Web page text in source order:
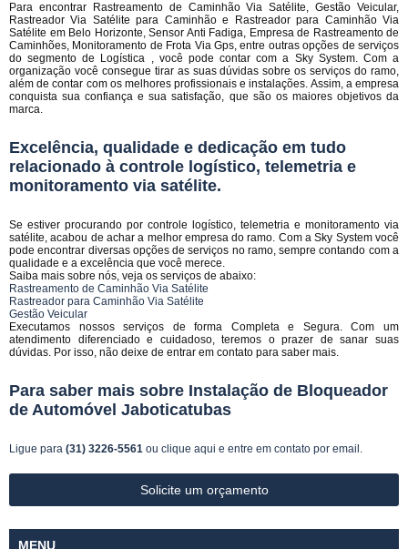
Para encontrar Rastreamento de Caminhão Via Satélite, Gestão Veicular,
Rastreador Via Satélite para Caminhão e Rastreador para Caminhão Via
Satélite em Belo Horizonte, Sensor Anti Fadiga, Empresa de Rastreamento de
Caminhões, Monitoramento de Frota Via Gps, entre outras opções de serviços
do segmento de Logística , você pode contar com a Sky System. Com a
organização você consegue tirar as suas dúvidas sobre os serviços do ramo,
além de contar com os melhores profissionais e instalações. Assim, a empresa
conquista sua confiança e sua satisfação, que são os maiores objetivos da
marca.
Excelência, qualidade e dedicação em tudo
relacionado à controle logístico, telemetria e
monitoramento via satélite.
Se estiver procurando por controle logístico, telemetria e monitoramento via
satélite, acabou de achar a melhor empresa do ramo. Com a Sky System você
pode encontrar diversas opções de serviços no ramo, sempre contando com a
qualidade e a excelência que você merece.
Saiba mais sobre nós, veja os serviços de abaixo:
Rastreamento de Caminhão Via Satélite
Rastreador para Caminhão Via Satélite
Gestão Veicular
Executamos nossos serviços de forma Completa e Segura. Com um
atendimento diferenciado e cuidadoso, teremos o prazer de sanar suas
dúvidas. Por isso, não deixe de entrar em contato para saber mais.
Para saber mais sobre Instalação de Bloqueador
de Automóvel Jaboticatubas
Ligue para (31) 3226-5561 ou clique aqui e entre em contato por email.
Solicite um orçamento
MENU